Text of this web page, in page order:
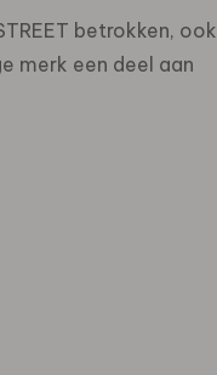
betrokken, ook
merk een deel aan